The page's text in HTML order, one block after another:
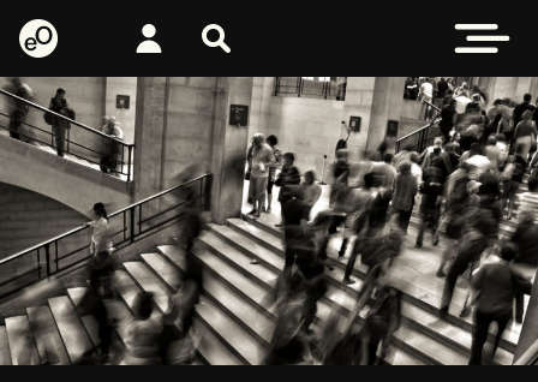
eOppiva - Etusivulle
Kirjaudu Etsi sivustolta Avaa